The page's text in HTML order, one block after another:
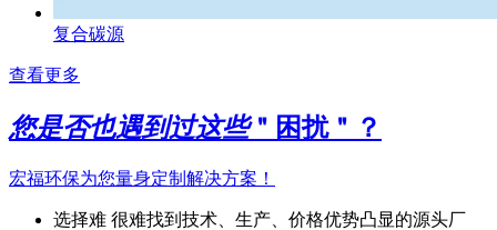
复合碳源
查看更多
您是否也遇到过这些＂困扰＂？
宏福环保为您量身定制解决方案！
选择难 很难找到技术、生产、价格优势凸显的源头厂